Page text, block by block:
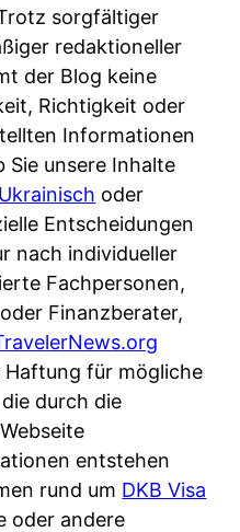
sorgfältiger
redaktioneller
der Blog keine
Richtigkeit oder
Informationen
Sie unsere Inhalte
Ukrainisch oder
Entscheidungen
nach individueller
Fachpersonen,
Finanzberater,
Haftung für mögliche
die durch die
entstehen
rund um DKB Visa
oder andere